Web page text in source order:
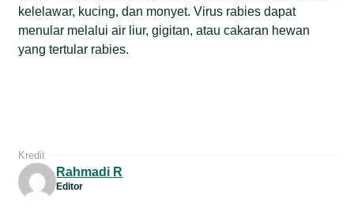
kelelawar, kucing, dan monyet. Virus rabies dapat
menular melalui air liur, gigitan, atau cakaran hewan
yang tertular rabies.
Kredit
Rahmadi R
Editor